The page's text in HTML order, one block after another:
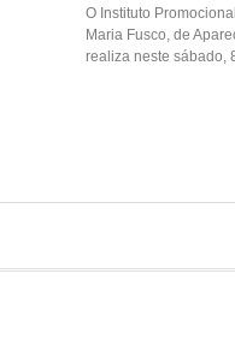
O Instituto
Maria Fusco, de
realiza neste sábado,